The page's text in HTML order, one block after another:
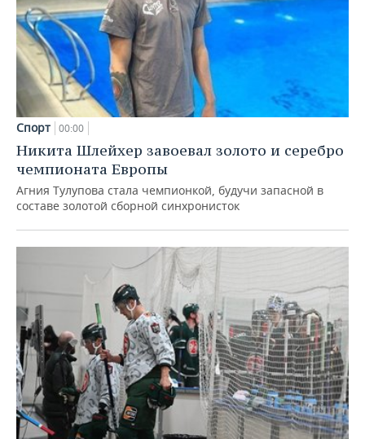
Спорт 00:00
Никита Шлейхер завоевал золото и серебро
чемпионата Европы
Агния Тулупова стала чемпионкой, будучи запасной в
составе золотой сборной синхронисток